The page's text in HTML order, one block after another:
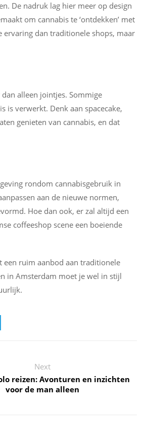
De nadruk lag hier meer op design
om cannabis te ‘ontdekken’ met
ervaring dan traditionele shops, maar
alleen jointjes. Sommige
is verwerkt. Denk aan spacecake,
genieten van cannabis, en dat
rondom cannabisgebruik in
aan de nieuwe normen,
Hoe dan ook, er zal altijd een
coffeeshop scene een boeiende
een ruim aanbod aan traditionele
in Amsterdam moet je wel in stijl
Next
reizen: Avonturen en inzichten
voor de man alleen